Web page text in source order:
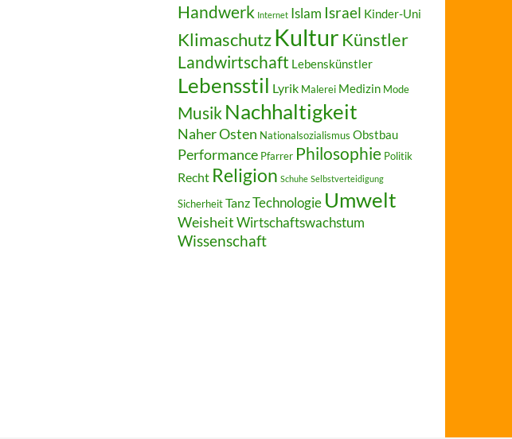
Handwerk Internet Islam Israel Kinder-Uni
KlimaschutzKultur Künstler
Landwirtschaft Lebenskünstler
Lebensstil Lyrik Malerei Medizin Mode
MusikNachhaltigkeit
Naher Osten Nationalsozialismus Obstbau
Performance Pfarrer Philosophie Politik
Recht Religion Schuhe Selbstverteidigung
SicherheitTanzTechnologie Umwelt
WeisheitWirtschaftswachstum
Wissenschaft